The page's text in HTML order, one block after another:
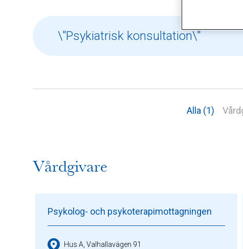
Alla (1)
Vårdgivare
Psykolog- och psykoterapimottagningen
Hus A, Valhallavägen 91